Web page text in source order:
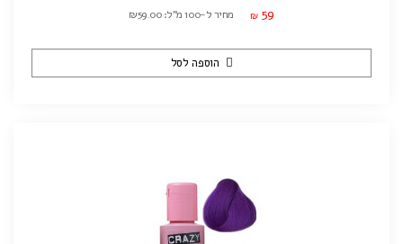
₪ 59 מחיר ל-100 מ"ל: ₪59.00
הוספה לסל